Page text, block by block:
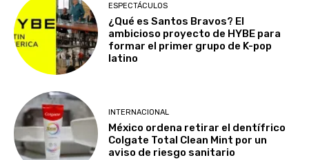
ESPECTÁCULOS
¿Qué es Santos Bravos? El
ambicioso proyecto de HYBE para
formar el primer grupo de K-pop
latino
INTERNACIONAL
México ordena retirar el dentífrico
Colgate Total Clean Mint por un
aviso de riesgo sanitario